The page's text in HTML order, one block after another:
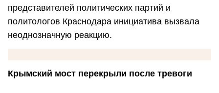
представителей политических партий и
политологов Краснодара инициатива вызвала
неоднозначную реакцию.
Крымский мост перекрыли после тревоги